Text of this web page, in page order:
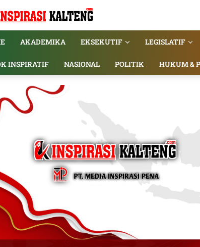
AKADEMIKA EKSEKUTIF LEGISLATIF
INSPIRATIF NASIONAL POLITIK HUKUM &